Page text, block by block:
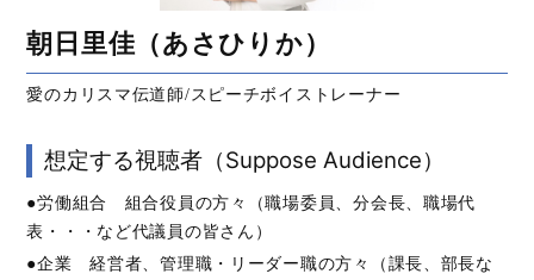
朝日里佳（あさひりか）
愛のカリスマ伝道師/スピーチボイストレーナー
想定する視聴者（Suppose Audience）
●労働組合 組合役員の方々（職場委員、分会長、職場代
表・・・など代議員の皆さん）
●企業 経営者、管理職・リーダー職の方々（課長、部長な